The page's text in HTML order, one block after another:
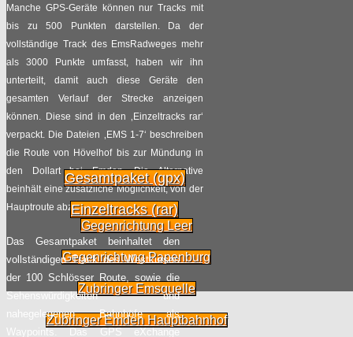
Manche GPS-Geräte können nur Tracks mit
bis zu 500 Punkten darstellen. Da der
vollständige Track des EmsRadweges mehr
als 3000 Punkte umfasst, haben wir ihn
unterteilt, damit auch diese Geräte den
gesamten Verlauf der Strecke anzeigen
können. Diese sind in den ‚Einzeltracks rar‘
verpackt. Die Dateien ‚EMS 1-7‘ beschreiben
die Route von Hövelhof bis zur Mündung in
den Dollart bei Emden. Die Alternative
beinhält eine zusätzliche Möglichkeit, von der
Hauptroute abzuzweigen.
Gegenrichtung Leer
Gegenrichtung Papenburg
Zubringer Emsquelle
Zubringer Emden Hauptbahnhof
Gesamtpaket (gpx)
Einzeltracks (rar)
Das Gesamtpaket beinhaltet den
vollständigen Track des Westkurses
der 100 Schlösser Route, sowie die
Sehenswürdigkeiten und
nahegelegenen Bahnhöfe als
Waypoints. Das GPS eXchange